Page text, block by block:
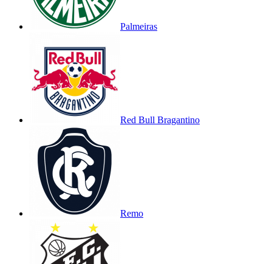
Palmeiras
Red Bull Bragantino
Remo